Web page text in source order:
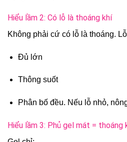
Hiểu lầm 2: Có lỗ là thoáng khí
Không phải cứ có lỗ là thoáng.
Đủ lớn
Thông suốt
Phân bố đều. Nếu lỗ nhỏ,
Hiểu lầm 3: Phủ gel mát = thoáng